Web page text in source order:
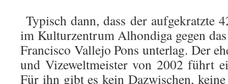
Typisch dann, dass der aufgekratzte
im Kulturzentrum Alhondiga gegen
Francisco Vallejo Pons unterlag. Der
und Vizeweltmeister von 2002 führt
Für ihn gibt es kein Dazwischen,